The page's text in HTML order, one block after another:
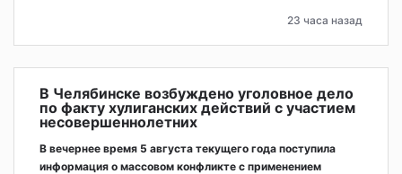
23 часа назад
В Челябинске возбуждено уголовное дело
по факту хулиганских действий с участием
несовершеннолетних
В вечернее время 5 августа текущего года поступила
информация о массовом конфликте с применением